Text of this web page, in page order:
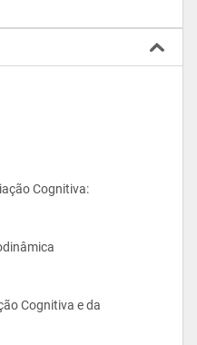
Cognitiva:
Cognitiva e da